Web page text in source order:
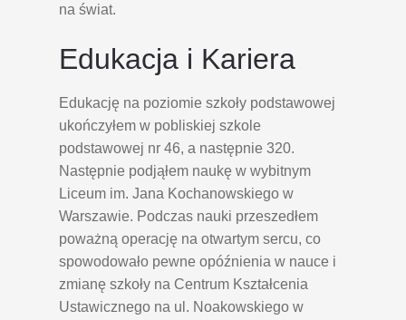
na świat.
Edukacja i Kariera
Edukację na poziomie szkoły podstawowej
ukończyłem w pobliskiej szkole
podstawowej nr 46, a następnie 320.
Następnie podjąłem naukę w wybitnym
Liceum im. Jana Kochanowskiego w
Warszawie. Podczas nauki przeszedłem
poważną operację na otwartym sercu, co
spowodowało pewne opóźnienia w nauce i
zmianę szkoły na Centrum Kształcenia
Ustawicznego na ul. Noakowskiego w